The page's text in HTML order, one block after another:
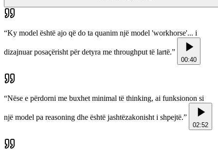
“Ky model është ajo që do ta quanim një model 'workhorse'... i
dizajnuar posaçërisht për detyra me throughput të lartë.”
00:40
“Nëse e përdorni me buxhet minimal të thinking, ai funksionon si
një model pa reasoning dhe është jashtëzakonisht i shpejtë.”
02:52